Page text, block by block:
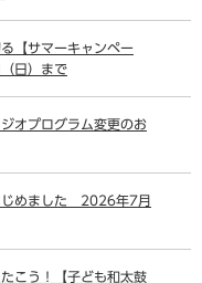
【サマーキャンペー
日）まで
オプログラム変更のお
じめました 2026年7月
こう！【子ども和太鼓